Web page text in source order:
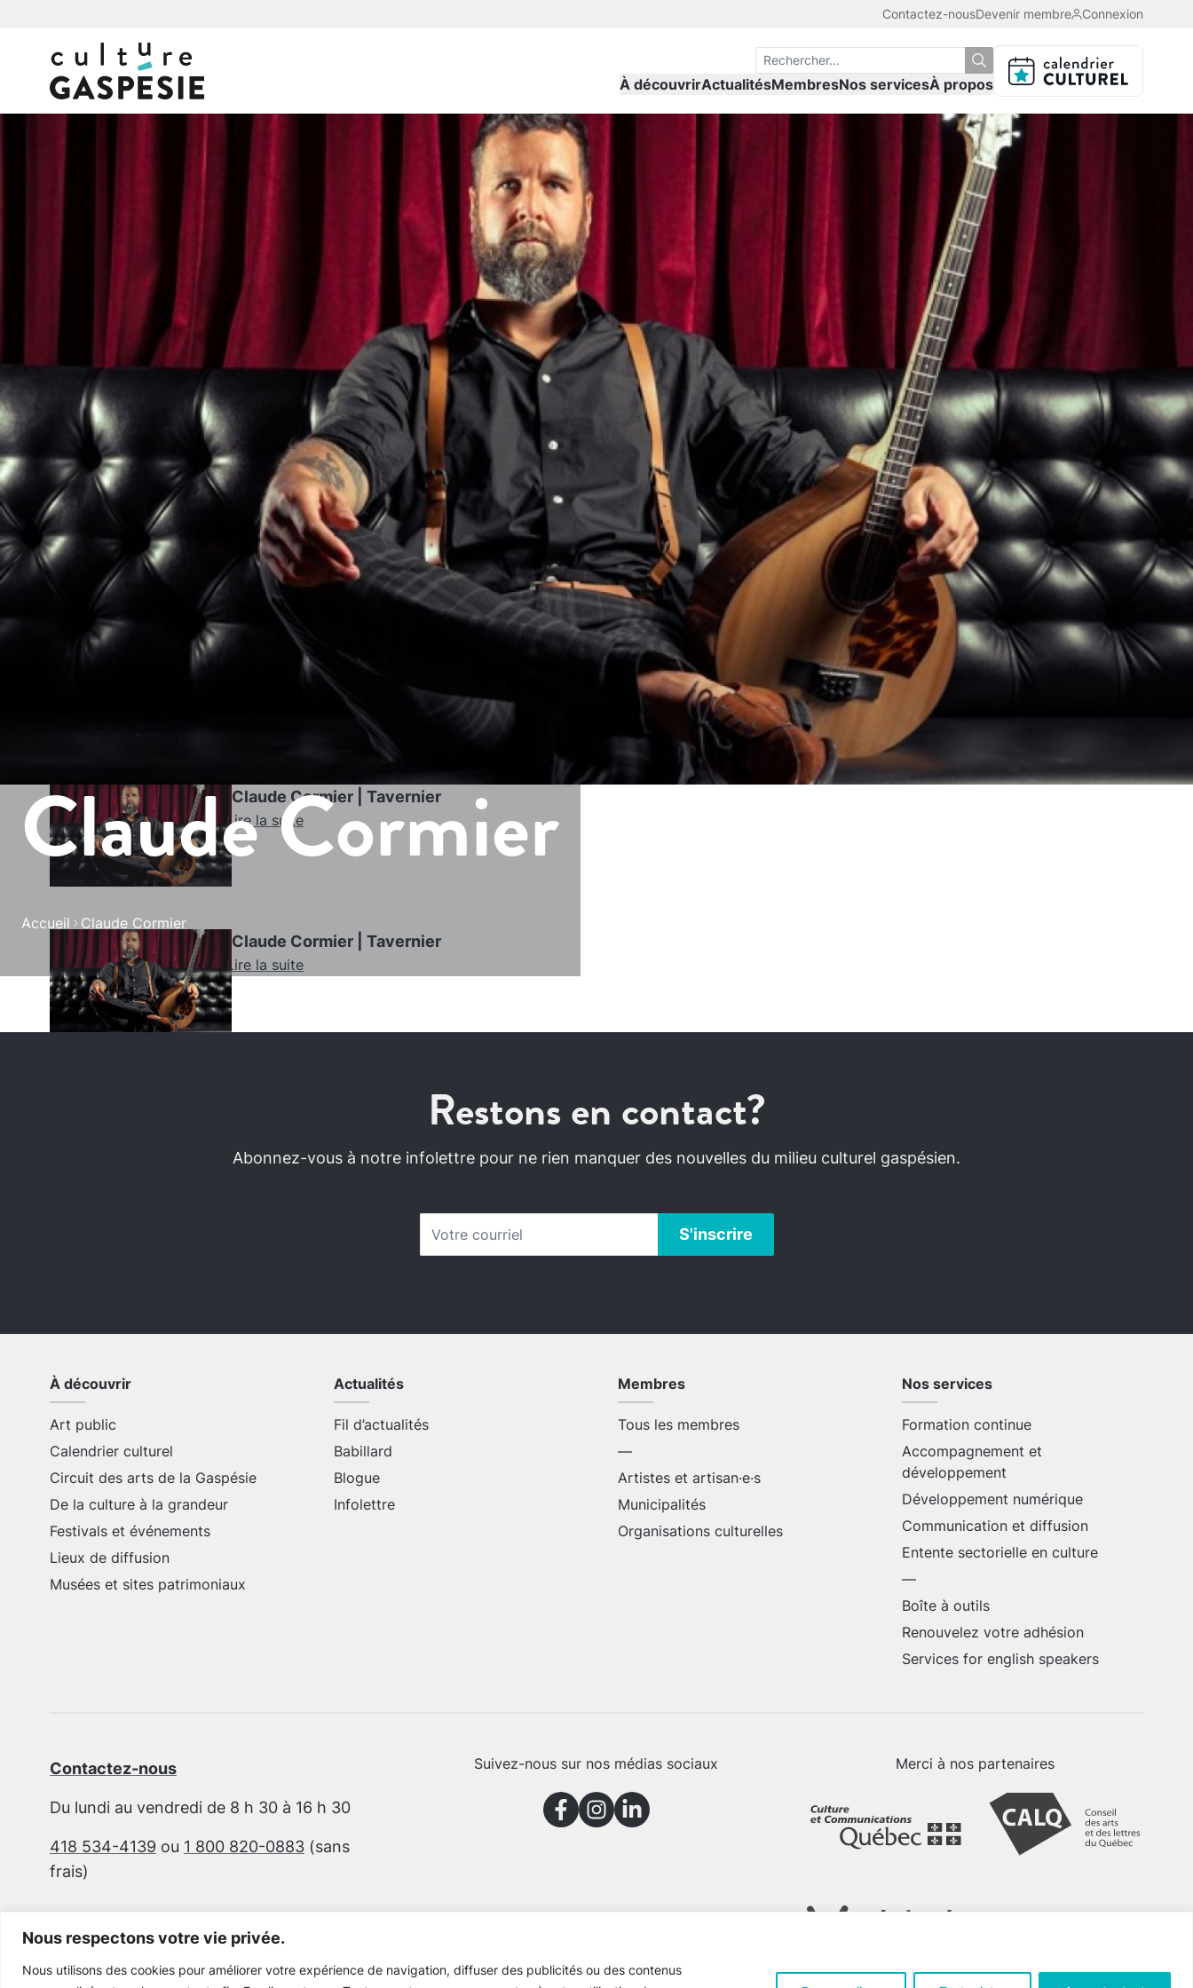
Nous respectons votre vie privée.
Nous utilisons des cookies pour améliorer votre expérience de navigation, diffuser des publicités ou des contenus
Contactez-nousDevenir membre Connexion
À découvrirActualitésMembresNos servicesÀ propos
Claude Cormier
Accueil Claude Cormier
Claude Cormier | Tavernier
Lire la suite
Claude Cormier | Tavernier
Lire la suite
Restons en contact?
Abonnez-vous à notre infolettre pour ne rien manquer des nouvelles du milieu culturel gaspésien.
À découvrir
Art public
Calendrier culturel
Circuit des arts de la Gaspésie
De la culture à la grandeur
Festivals et événements
Lieux de diffusion
Musées et sites patrimoniaux
Actualités
Fil d’actualités
Babillard
Blogue
Infolettre
Membres
Tous les membres
—
Artistes et artisan·e·s
Municipalités
Organisations culturelles
Nos services
Formation continue
Accompagnement et
développement
Développement numérique
Communication et diffusion
Entente sectorielle en culture
—
Boîte à outils
Renouvelez votre adhésion
Services for english speakers
Contactez-nous
Du lundi au vendredi de 8 h 30 à 16 h 30
418 534-4139 ou 1 800 820-0883 (sans
frais)
Suivez-nous sur nos médias sociaux Merci à nos partenaires